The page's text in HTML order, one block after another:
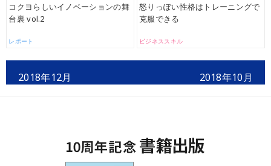
コクヨらしいイノベーションの舞
台裏 vol.2
レポート
怒りっぽい性格はトレーニングで
克服できる
ビジネススキル
2018年12月 2018年10月